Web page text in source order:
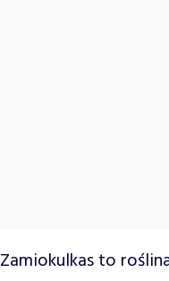
Zamiokulkas to